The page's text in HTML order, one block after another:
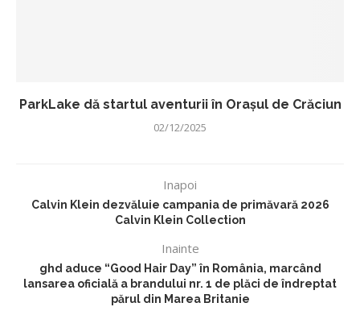
ParkLake dă startul aventurii în Orașul de Crăciun
02/12/2025
Inapoi
Calvin Klein dezvăluie campania de primăvară 2026
Calvin Klein Collection
Inainte
ghd aduce “Good Hair Day” în România, marcând
lansarea oficială a brandului nr. 1 de plăci de îndreptat
părul din Marea Britanie